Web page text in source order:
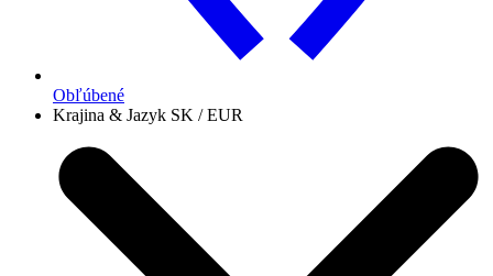
Obľúbené
Krajina & Jazyk SK / EUR